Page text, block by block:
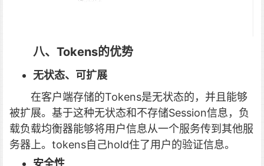
八、Tokens的优势
无状态、可扩展
在客户端存储的Tokens是无状态的，并且能够
被扩展。基于这种无状态和不存储Session信息，负
载负载均衡器能够将用户信息从一个服务传到其他服
务器上。tokens自己hold住了用户的验证信息。
安全性